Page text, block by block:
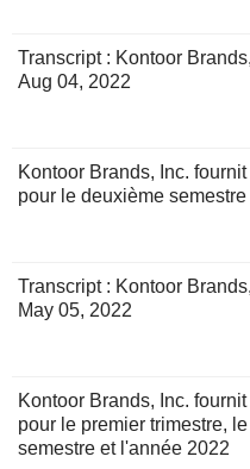
Transcript : Kontoor
Aug 04, 2022
Kontoor Brands, Inc.
pour le deuxième
Transcript : Kontoor
May 05, 2022
Kontoor Brands, Inc.
pour le premier trimestre,
semestre et l'année 2022